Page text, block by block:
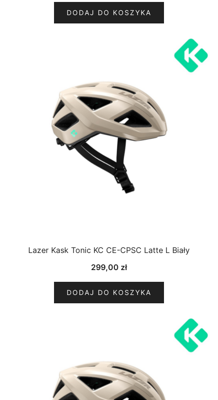
DODAJ DO KOSZYKA
Lazer Kask Tonic KC CE-CPSC Latte L Biały
299,00 zł
DODAJ DO KOSZYKA